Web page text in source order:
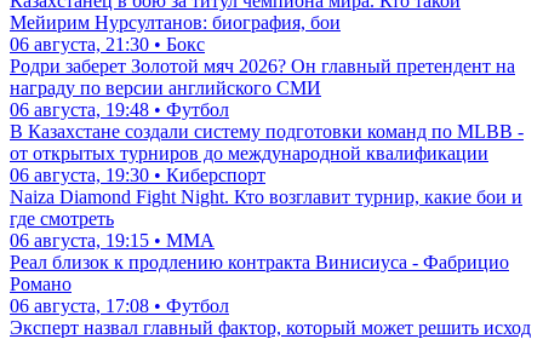
Мейирим Нурсултанов: биография, бои
06 августа, 21:30 • Бокс
Родри заберет Золотой мяч 2026? Он главный претендент на
награду по версии английского СМИ
06 августа, 19:48 • Футбол
В Казахстане создали систему подготовки команд по MLBB -
от открытых турниров до международной квалификации
06 августа, 19:30 • Киберспорт
Naiza Diamond Fight Night. Кто возглавит турнир, какие бои и
где смотреть
06 августа, 19:15 • ММА
Реал близок к продлению контракта Винисиуса - Фабрицио
Романо
06 августа, 17:08 • Футбол
Эксперт назвал главный фактор, который может решить исход